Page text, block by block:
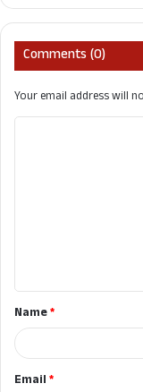
Comments (0)
Your email address will
t
*Name*
Email*